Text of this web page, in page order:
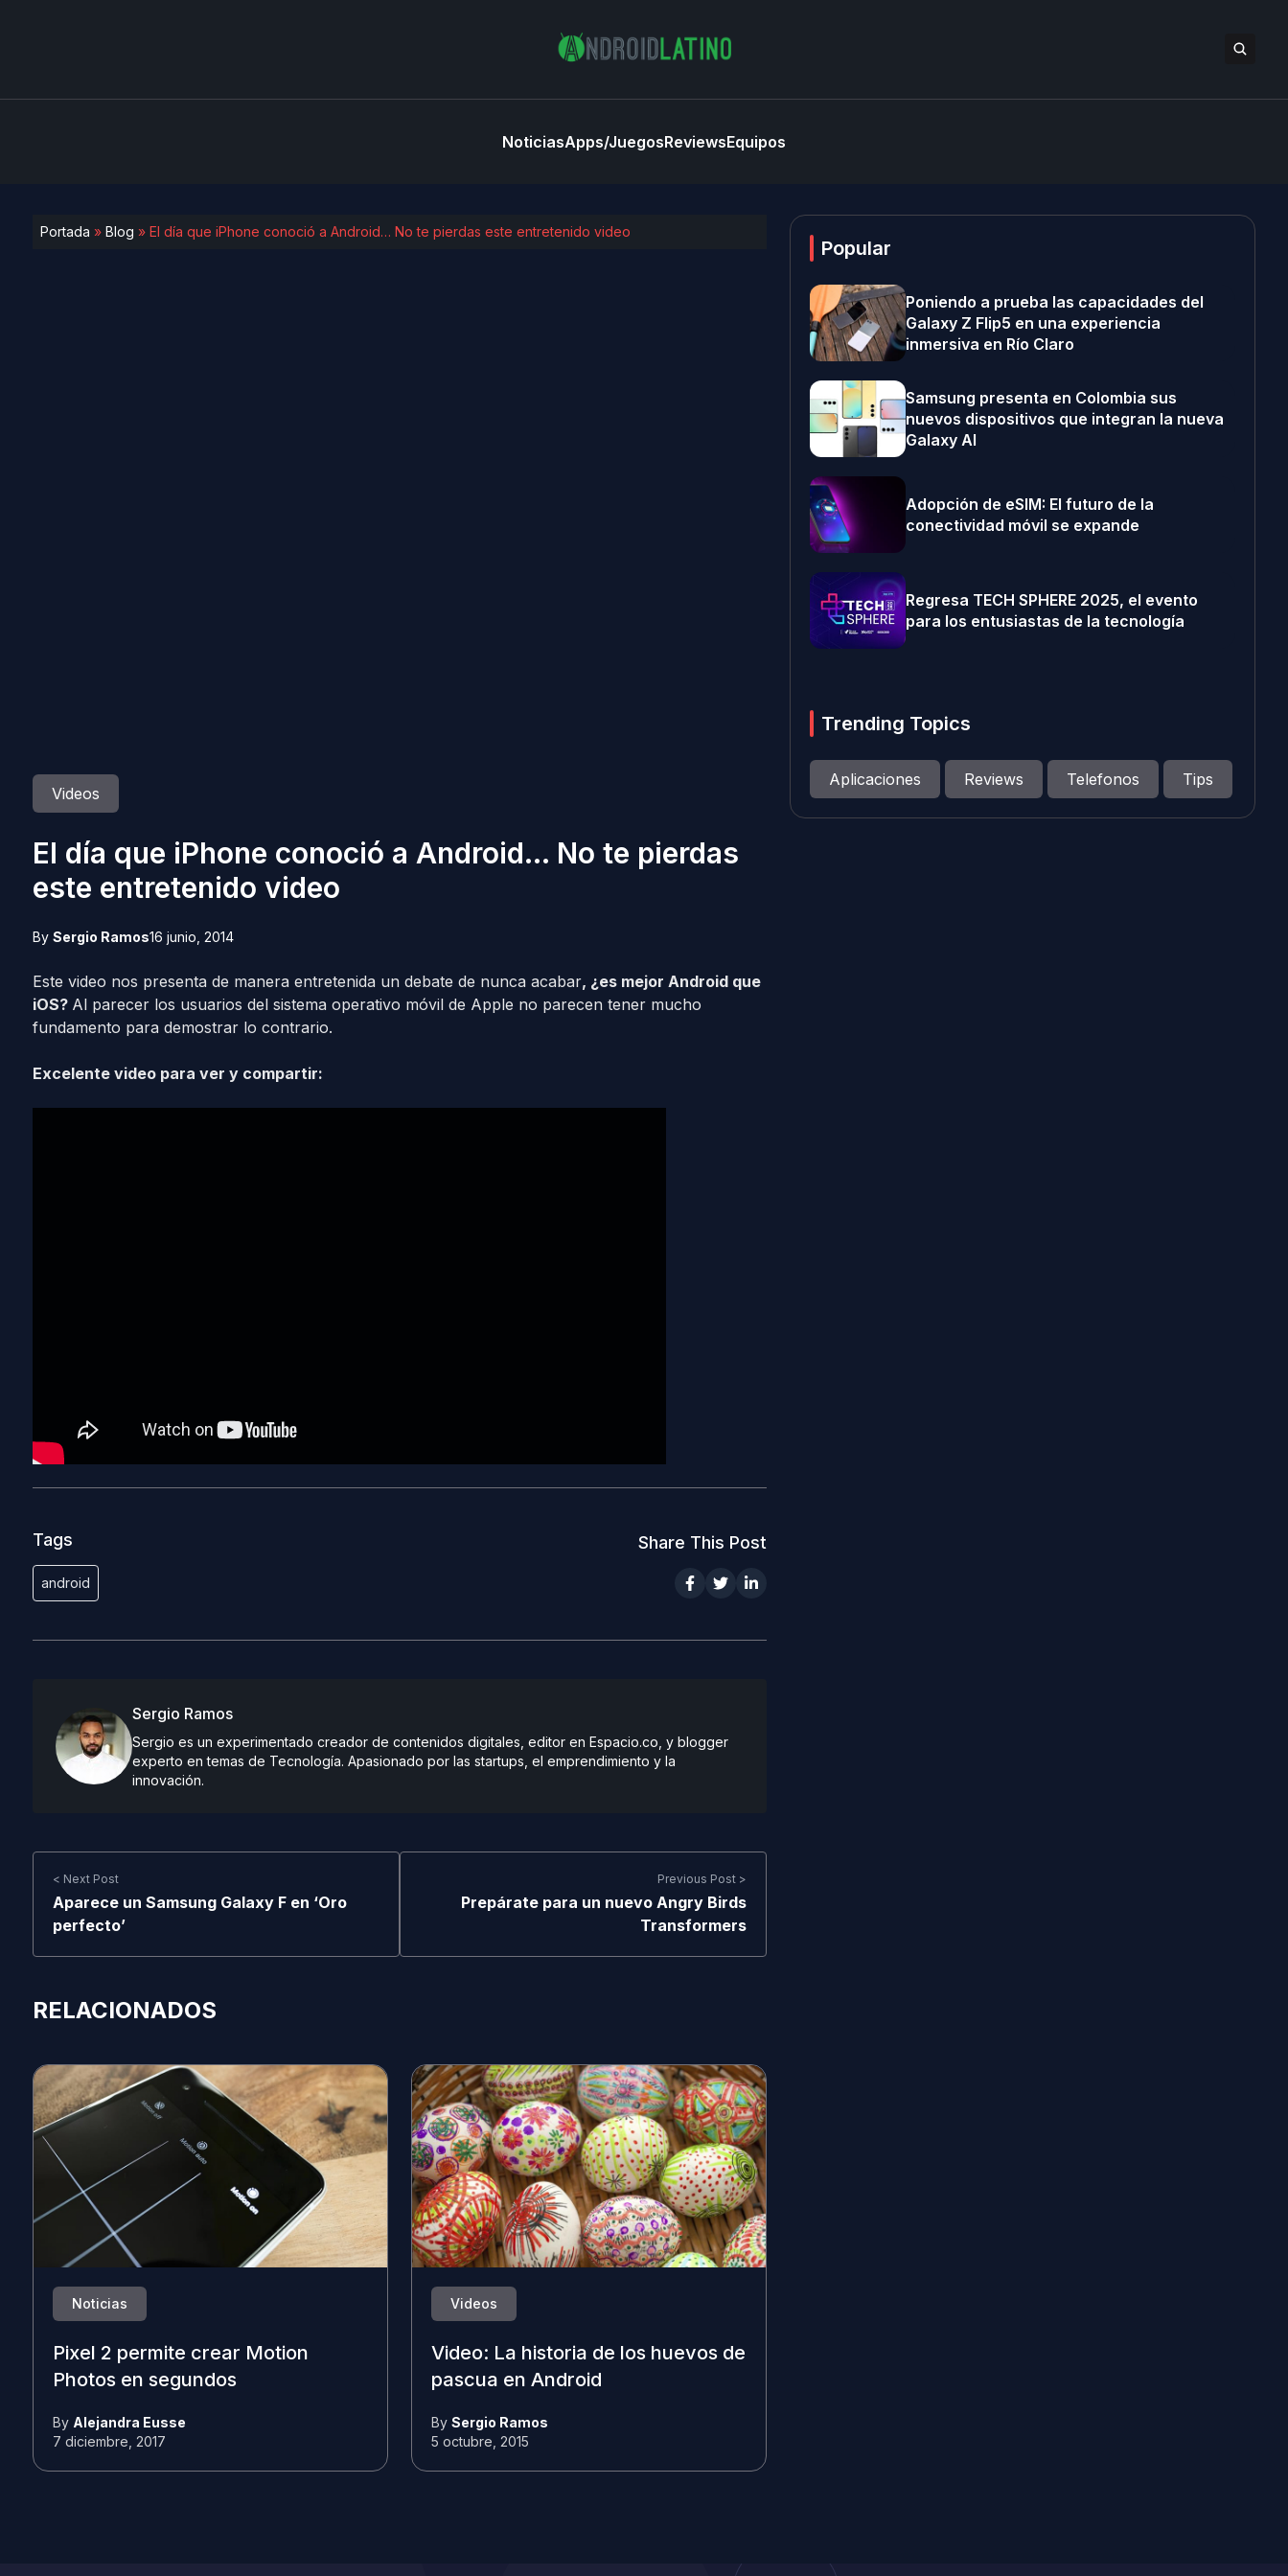
NoticiasApps/JuegosReviewsEquipos
Portada » Blog » El día que iPhone conoció a Android… No te pierdas este entretenido video
Videos
El día que iPhone conoció a Android… No te pierdas
este entretenido video
By Sergio Ramos16 junio, 2014
Este video nos presenta de manera entretenida un debate de nunca acabar, ¿es mejor Android que
iOS? Al parecer los usuarios del sistema operativo móvil de Apple no parecen tener mucho
fundamento para demostrar lo contrario.
Excelente video para ver y compartir:
Tags
android
Share This Post
Sergio Ramos
Sergio es un experimentado creador de contenidos digitales, editor en Espacio.co, y blogger
experto en temas de Tecnología. Apasionado por las startups, el emprendimiento y la
innovación.
< Next Post
Aparece un Samsung Galaxy F en ‘Oro
perfecto’
Previous Post >
Prepárate para un nuevo Angry Birds
Transformers
RELACIONADOS
Noticias
Pixel 2 permite crear Motion
Photos en segundos
By Alejandra Eusse
7 diciembre, 2017
Videos
Video: La historia de los huevos de
pascua en Android
By Sergio Ramos
5 octubre, 2015
Popular
Poniendo a prueba las capacidades del
Galaxy Z Flip5 en una experiencia
inmersiva en Río Claro
Samsung presenta en Colombia sus
nuevos dispositivos que integran la nueva
Galaxy AI
Adopción de eSIM: El futuro de la
conectividad móvil se expande
Regresa TECH SPHERE 2025, el evento
para los entusiastas de la tecnología
Trending Topics
Aplicaciones Reviews Telefonos Tips